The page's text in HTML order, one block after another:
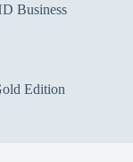
Business
Edition